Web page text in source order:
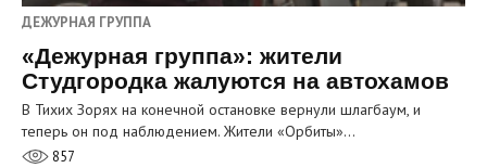
ДЕЖУРНАЯ ГРУППА
«Дежурная группа»: жители
Студгородка жалуются на автохамов
В Тихих Зорях на конечной остановке вернули шлагбаум, и
теперь он под наблюдением. Жители «Орбиты»…
857